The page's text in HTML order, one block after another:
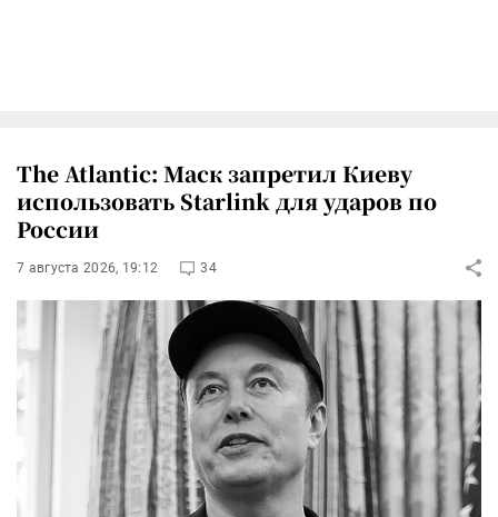
The Atlantic: Маск запретил Киеву
использовать Starlink для ударов по
России
7 августа 2026, 19:12 34